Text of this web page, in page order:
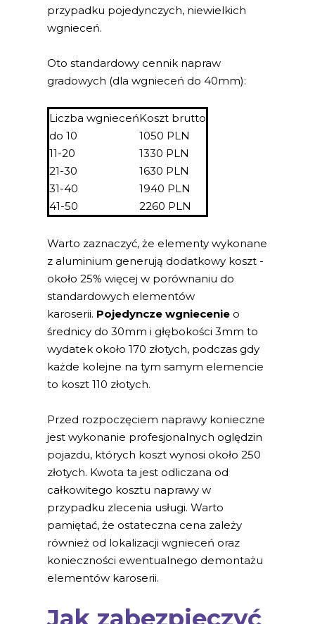
przypadku pojedynczych, niewielkich
wgnieceń.
Oto standardowy cennik napraw
gradowych (dla wgnieceń do 40mm):
Liczba wgnieceńKoszt brutto
do 10
1050 PLN
11-20
1330 PLN
21-30
1630 PLN
31-40
1940 PLN
41-50
2260 PLN
Warto zaznaczyć, że elementy wykonane
z aluminium generują dodatkowy koszt -
około 25% więcej w porównaniu do
standardowych elementów
karoserii. Pojedyncze wgniecenie o
średnicy do 30mm i głębokości 3mm to
wydatek około 170 złotych, podczas gdy
każde kolejne na tym samym elemencie
to koszt 110 złotych.
Przed rozpoczęciem naprawy konieczne
jest wykonanie profesjonalnych oględzin
pojazdu, których koszt wynosi około 250
złotych. Kwota ta jest odliczana od
całkowitego kosztu naprawy w
przypadku zlecenia usługi. Warto
pamiętać, że ostateczna cena zależy
również od lokalizacji wgnieceń oraz
konieczności ewentualnego demontażu
elementów karoserii.